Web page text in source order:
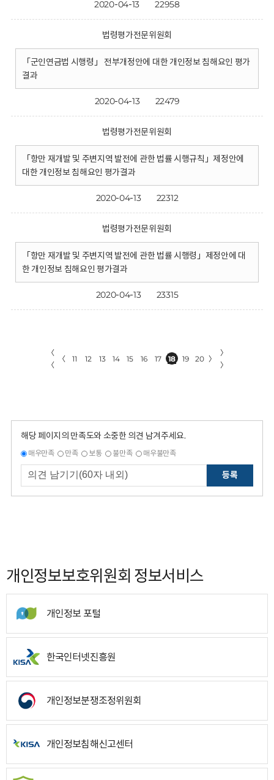
2020-04-13 22958
법령평가전문위원회
「군인연금법 시행령」 전부개정안에 대한 개인정보 침해요인 평가
결과
2020-04-13 22479
법령평가전문위원회
「항만 재개발 및 주변지역 발전에 관한 법률 시행규칙」제정안에
대한 개인정보 침해요인 평가결과
2020-04-13 22312
법령평가전문위원회
「항만 재개발 및 주변지역 발전에 관한 법률 시행령」제정안에 대
한 개인정보 침해요인 평가결과
2020-04-13 23315
〈
〈
〈 11 12 13 14 15 16 17 18 19 20 〉
〉
〉
해당 페이지의 만족도와 소중한 의견 남겨주세요.
매우만족 만족 보통 불만족 매우불만족
등록
개인정보보호위원회 정보서비스
개인정보 포털
한국인터넷진흥원
개인정보분쟁조정위원회
개인정보침해신고센터